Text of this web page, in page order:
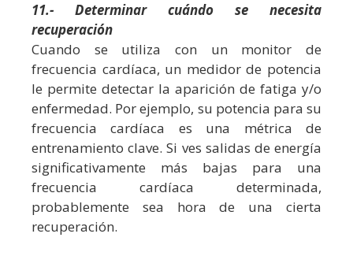
11.- Determinar cuándo se necesita
recuperación
Cuando se utiliza con un monitor de
frecuencia cardíaca, un medidor de potencia
le permite detectar la aparición de fatiga y/o
enfermedad. Por ejemplo, su potencia para su
frecuencia cardíaca es una métrica de
entrenamiento clave. Si ves salidas de energía
significativamente más bajas para una
frecuencia cardíaca determinada,
probablemente sea hora de una cierta
recuperación.